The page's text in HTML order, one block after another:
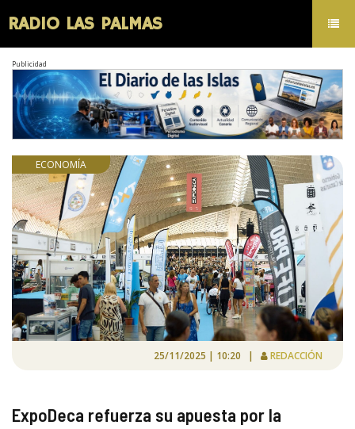
RADIO LAS PALMAS
Publicidad
ECONOMÍA
25/11/2025 | 10:20 | REDACCIÓN
ExpoDeca refuerza su apuesta por la